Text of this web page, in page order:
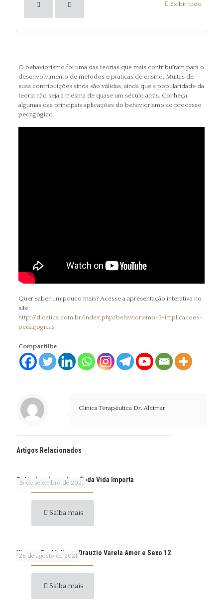
Exibir tudo
O behaviorismo foi uma das teorias que mais contribuíram para o
desenvolvimento de métodos e práticas de ensino. Muitas de
suas contribuições ainda são válidas, ainda que a popularidade da
teoria não seja a mesma de quase um século atrás. Conheça
algumas das principais aplicações do behaviorismo ao processo
pedagógico.
Quer saber um pouco mais? Acesse a apresentação interativa no
site:
http://didatics.com.br/index.php/behaviorismo-3-implicacoes-
pedagogicas
Compartilhe
Clínica Terapêutica Dr. Alcimar
Artigos Relacionados
15 de setembro de 2021
Setembro Amarelo – Toda Vida Importa
Saiba mais
25 de agosto de 2021
Viagem Fantástica – Drauzio Varela Amor e Sexo 12
Saiba mais